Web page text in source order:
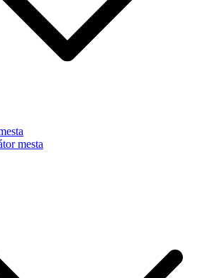
mesta